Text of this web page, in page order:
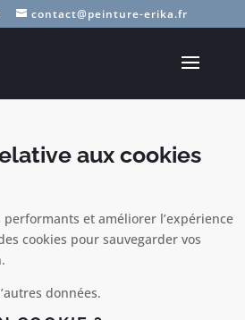
contact@peinture-erika.fr
aux cookies
et améliorer l’expérience
cookies pour sauvegarder vos
données.